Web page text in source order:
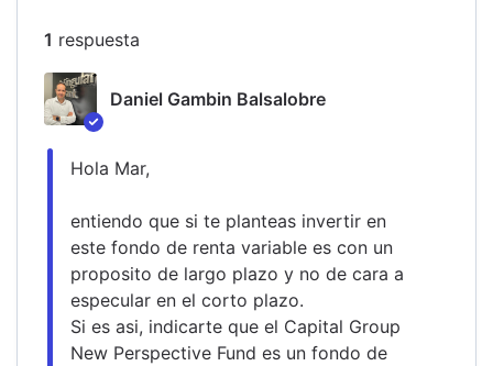
1 respuesta
Daniel Gambin Balsalobre
Hola Mar,
entiendo que si te planteas invertir en
este fondo de renta variable es con un
proposito de largo plazo y no de cara a
especular en el corto plazo.
Si es asi, indicarte que el Capital Group
New Perspective Fund es un fondo de